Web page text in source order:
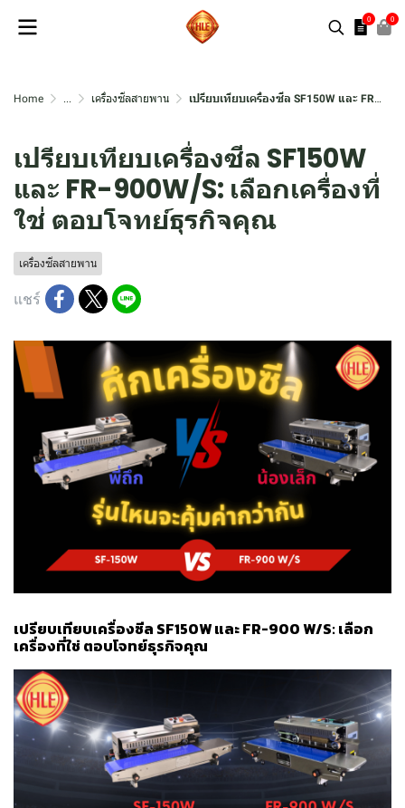
0 0
Home ... เครื่องซีลสายพาน เปรียบเทียบเครื่องซีล SF150W และ FR-900W/S: เลือกเครื่องที่ใช่ ตอบโจทย์ธุรกิจคุณ
เปรียบเทียบเครื่องซีล SF150W
และ FR-900W/S: เลือกเครื่องที่
ใช่ ตอบโจทย์ธุรกิจคุณ
เครื่องซีลสายพาน
แชร์
เปรียบเทียบเครื่องซีล SF150W และ FR-900 W/S: เลือก
เครื่องที่ใช่ ตอบโจทย์ธุรกิจคุณ